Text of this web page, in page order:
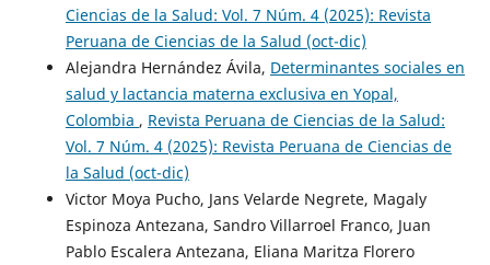
Ciencias de la Salud: Vol. 7 Núm. 4 (2025): Revista
Peruana de Ciencias de la Salud (oct-dic)
Alejandra Hernández Ávila, Determinantes sociales en
salud y lactancia materna exclusiva en Yopal,
Colombia , Revista Peruana de Ciencias de la Salud:
Vol. 7 Núm. 4 (2025): Revista Peruana de Ciencias de
la Salud (oct-dic)
Victor Moya Pucho, Jans Velarde Negrete, Magaly
Espinoza Antezana, Sandro Villarroel Franco, Juan
Pablo Escalera Antezana, Eliana Maritza Florero